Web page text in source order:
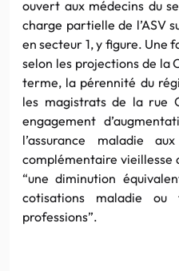
ouvert aux médecins du
charge partielle de l’ASV
en secteur 1, y figure. Une
selon les projections de la
terme, la pérennité du
les magistrats de la rue
engagement
l’assurance maladie
complémentaire
“une diminution
cotisations maladie
professions”.